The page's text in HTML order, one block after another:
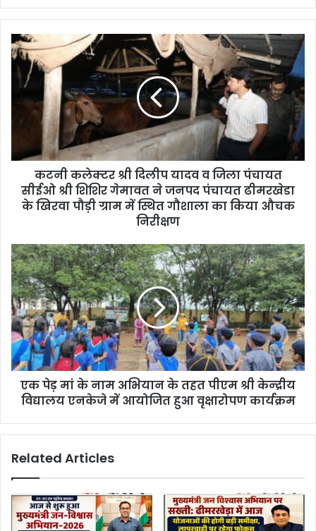
y
u
r
d
कटनी कलेक्‍टर श्री दिलीप यादव व जिला पंचायत
सीईओ श्री शिशिर गेमावत ने जनपद पंचायत ढीमरखेडा
के खिरवा पौड़ी ग्राम में स्थित गौशाला का किया औचक
निरीक्षण
एक पेड़ मां के नाम अभियान के तहत पीएम श्री केन्‍द्रीय
विद्यालय एनकेजे में आयोजित हुआ वृक्षारोपण कार्यक्रम
Related Articles